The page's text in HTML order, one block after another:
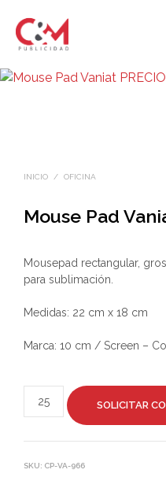
INICIO / OFICINA
Mouse Pad
Mousepad rectangular,
para sublimación.
Medidas: 22 cm x 18 cm
Marca: 10 cm / Screen –
SOLICITAR
SKU: CP-VA-966